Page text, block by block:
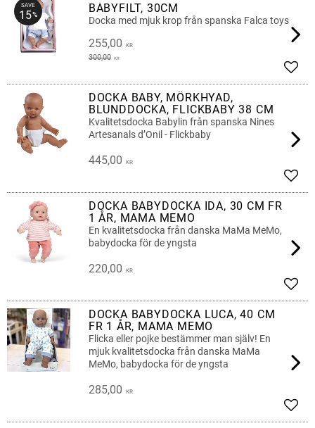
BABYFILT, 30CM
Docka med mjuk krop från spanska Falca toys
255,00 KR
300,00 KR
SAVE
15%
Add
DOCKA BABY, MÖRKHYAD,
BLUNDDOCKA, FLICKBABY 38 CM
Kvalitetsdocka Babylin från spanska Nines
Artesanals d’Onil - Flickbaby
445,00 KR
Add
DOCKA BABYDOCKA IDA, 30 CM FR
1 ÅR, MAMA MEMO
En kvalitetsdocka från danska MaMa MeMo,
babydocka för de yngsta
220,00 KR
Add
DOCKA BABYDOCKA LUCA, 40 CM
FR 1 ÅR, MAMA MEMO
Flicka eller pojke bestämmer man själv! En
mjuk kvalitetsdocka från danska MaMa
MeMo, babydocka för de yngsta
285,00 KR
Add